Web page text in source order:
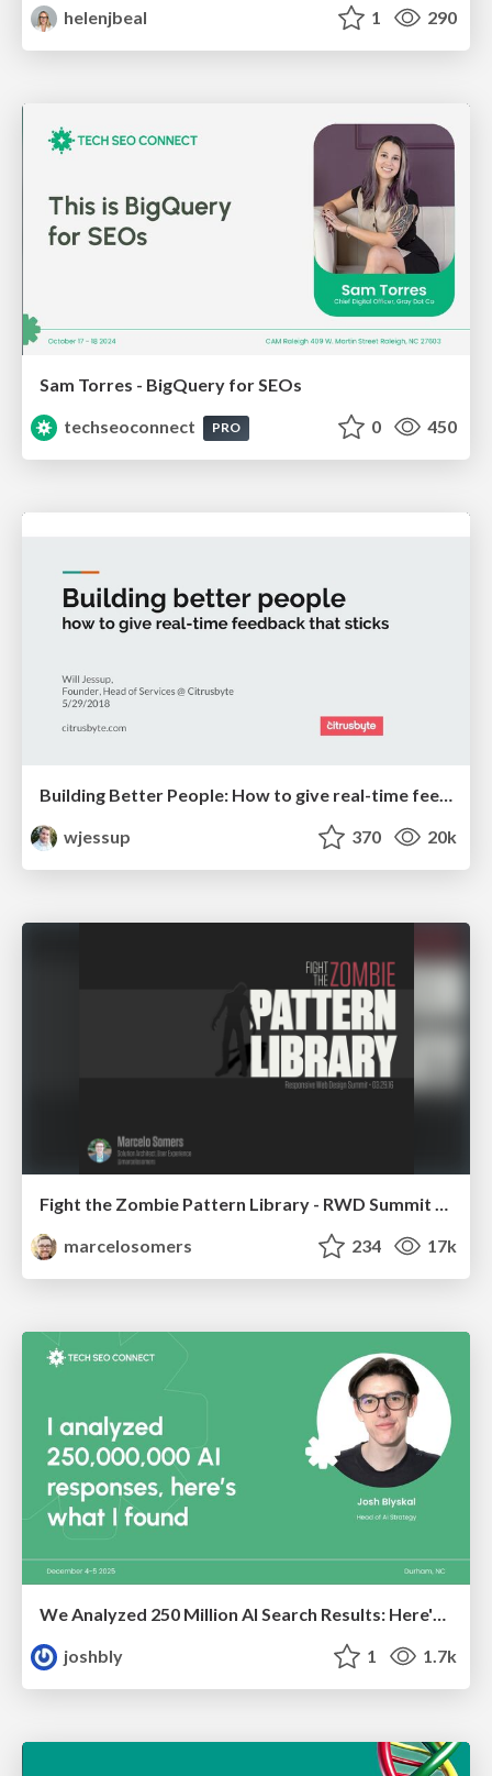
helenjbeal 1 290
Sam Torres - BigQuery for SEOs
techseoconnect
PRO 0 450
Building Better People: How to give real-time feedback that sticks.
wjessup
370 20k
Fight the Zombie Pattern Library - RWD Summit 2016
marcelosomers
234 17k
joshbly
1 1.7k